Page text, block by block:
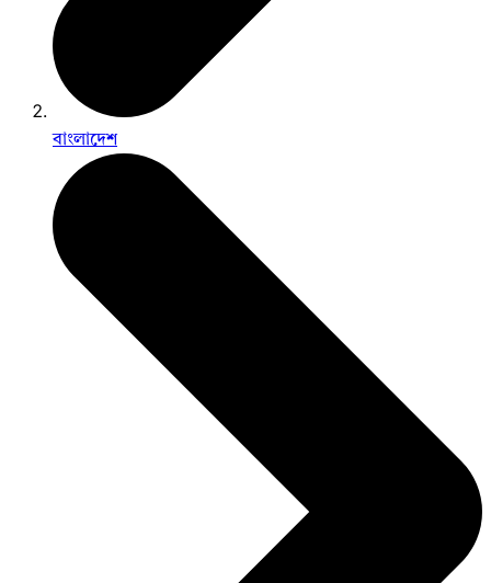
বাংলাদেশ